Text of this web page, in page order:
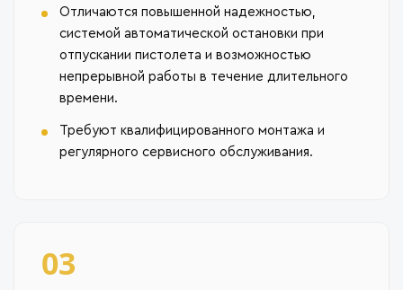
Отличаются повышенной надежностью,
системой автоматической остановки при
отпускании пистолета и возможностью
непрерывной работы в течение длительного
времени.
Требуют квалифицированного монтажа и
регулярного сервисного обслуживания.
03